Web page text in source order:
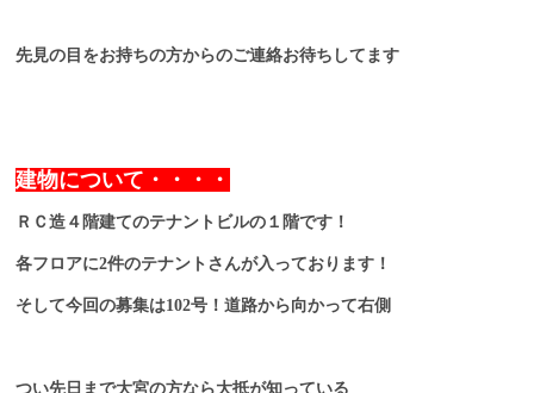
先見の目をお持ちの方からのご連絡お待ちしてます
建物について・・・・
ＲＣ造４階建てのテナントビルの１階です！
各フロアに2件のテナントさんが入っております！
そして今回の募集は102号！道路から向かって右側
つい先日まで大宮の方なら大抵が知っている